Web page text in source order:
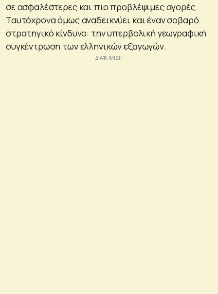
σε ασφαλέστερες και πιο προβλέψιμες αγορές.
Ταυτόχρονα όμως αναδεικνύει και έναν σοβαρό
στρατηγικό κίνδυνο: την υπερβολική γεωγραφική
συγκέντρωση των ελληνικών εξαγωγών.